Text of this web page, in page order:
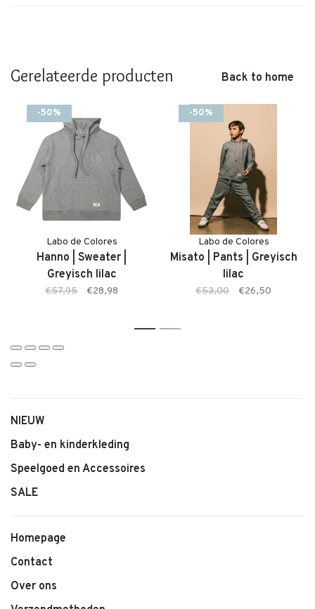
Twijfel je over de maat? Neem gerust contact met ons op. We
juiste maat bestelt.
Kenmerken:
• Koto Jacket van Labo de Colores
• Stevige, comfortabele denim
• Kleur: Blue Denim
• Tijdloze en stoere uitstraling
• Makkelijk te combineren
Gerelateerde producten Back to home
-50%
Labo de Colores
Hanno | Sweater |
Greyisch lilac
€57,95 €28,98
-50%
Labo de Colores
Misato | Pants | Greyisch
lilac
€53,00 €26,50
1 2
NIEUW
Baby- en kinderkleding
Speelgoed en Accessoires
SALE
Homepage
Contact
Over ons